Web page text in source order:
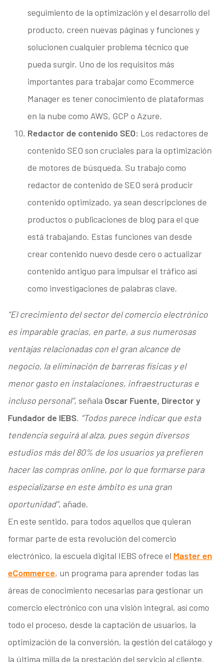
seguimiento de la optimización y el desarrollo del
producto, creen nuevas páginas y funciones y
solucionen cualquier problema técnico que
pueda surgir. Uno de los requisitos más
importantes para trabajar como Ecommerce
Manager es tener conocimiento de plataformas
en la nube como AWS, GCP o Azure.
Redactor de contenido SEO: Los redactores de
contenido SEO son cruciales para la optimización
de motores de búsqueda. Su trabajo como
redactor de contenido de SEO será producir
contenido optimizado, ya sean descripciones de
productos o publicaciones de blog para el que
está trabajando. Estas funciones van desde
crear contenido nuevo desde cero o actualizar
contenido antiguo para impulsar el tráfico así
como investigaciones de palabras clave.
“El crecimiento del sector del comercio electrónico
es imparable gracias, en parte, a sus numerosas
ventajas relacionadas con el gran alcance de
negocio, la eliminación de barreras físicas y el
menor gasto en instalaciones, infraestructuras e
incluso personal”, señala Oscar Fuente, Director y
Fundador de IEBS. “Todos parece indicar que esta
tendencia seguirá al alza, pues según diversos
estudios más del 80% de los usuarios ya prefieren
hacer las compras online, por lo que formarse para
especializarse en este ámbito es una gran
oportunidad”, añade.
En este sentido, para todos aquellos que quieran
formar parte de esta revolución del comercio
electrónico, la escuela digital IEBS ofrece el Master en
eCommerce, un programa para aprender todas las
áreas de conocimiento necesarias para gestionar un
comercio electrónico con una visión integral, así como
todo el proceso, desde la captación de usuarios, la
optimización de la conversión, la gestión del catálogo y
la última milla de la prestación del servicio al cliente.